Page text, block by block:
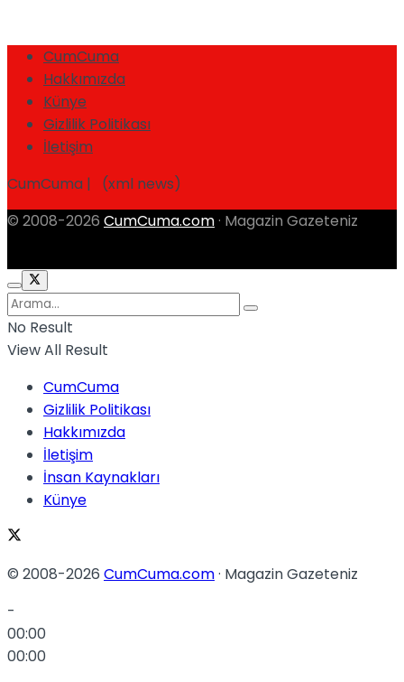
CumCuma
Hakkımızda
Künye
Gizlilik Politikası
İletişim
CumCuma | (xml news)
© 2008-2026 CumCuma.com · Magazin Gazeteniz
No Result
View All Result
CumCuma
Gizlilik Politikası
Hakkımızda
İletişim
İnsan Kaynakları
Künye
© 2008-2026 CumCuma.com· Magazin Gazeteniz
-
00:00
00:00